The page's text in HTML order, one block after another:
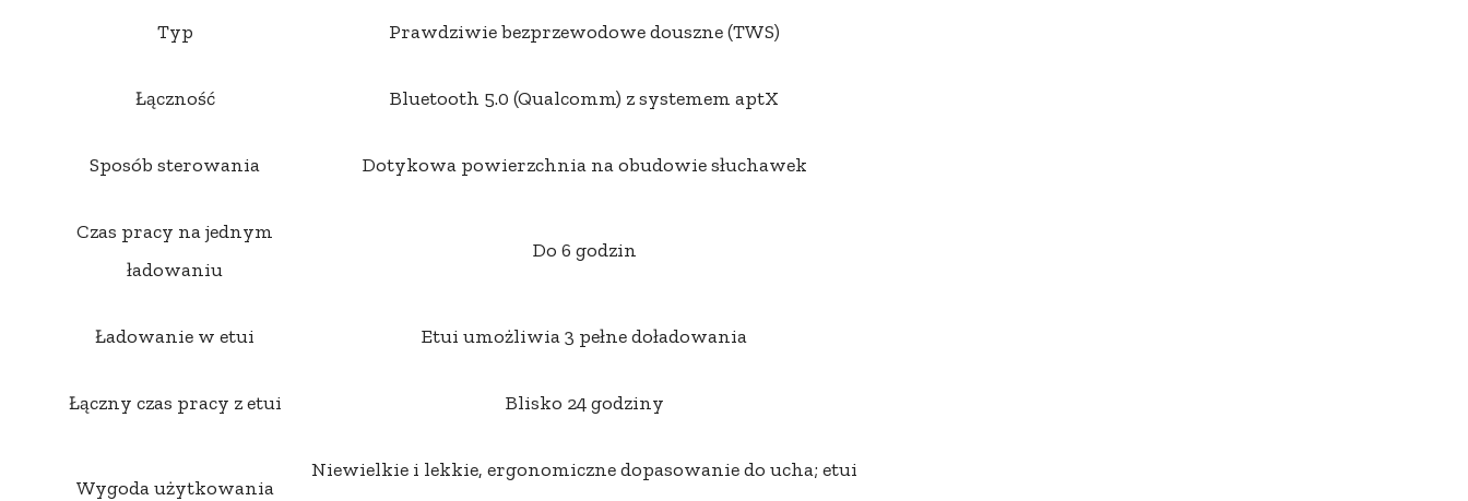
Typ Prawdziwie bezprzewodowe douszne (TWS)
Łączność Bluetooth 5.0 (Qualcomm) z systemem aptX
Sposób sterowania Dotykowa powierzchnia na obudowie słuchawek
Czas pracy na jednym
ładowaniu
Do 6 godzin
Ładowanie w etui Etui umożliwia 3 pełne doładowania
Łączny czas pracy z etui Blisko 24 godziny
Wygoda użytkowania
Niewielkie i lekkie, ergonomiczne dopasowanie do ucha; etui